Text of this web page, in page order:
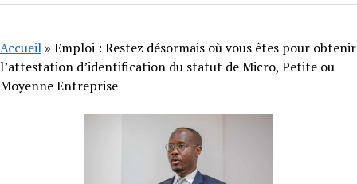
Accueil » Emploi : Restez désormais où vous êtes pour obtenir
l’attestation d’identification du statut de Micro, Petite ou
Moyenne Entreprise